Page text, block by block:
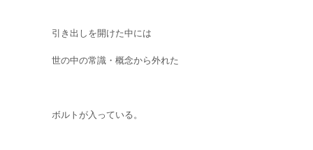
引き出しを開けた中には
世の中の常識・概念から外れた
ボルトが入っている。